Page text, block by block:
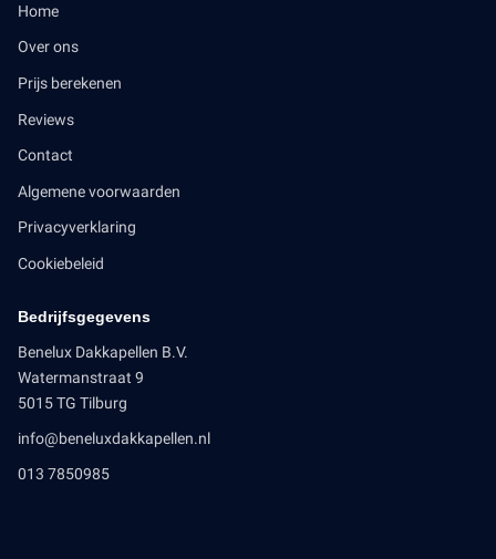
Home
Over ons
Prijs berekenen
Reviews
Contact
Algemene voorwaarden
Privacyverklaring
Cookiebeleid
Bedrijfsgegevens
Benelux Dakkapellen B.V.
Watermanstraat 9
5015 TG Tilburg
info@beneluxdakkapellen.nl
013 7850985